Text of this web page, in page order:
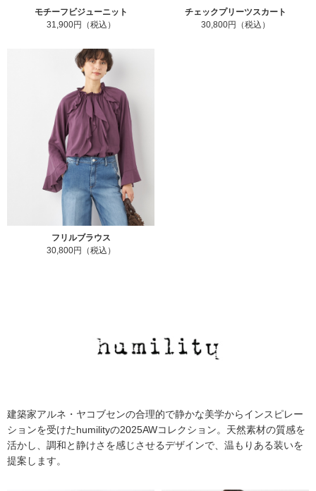
モチーフビジューニット
31,900円（税込）
チェックプリーツスカート
30,800円（税込）
フリルブラウス
30,800円（税込）
建築家アルネ・ヤコブセンの合理的で静かな美学からインスピレー
ションを受けたhumilityの2025AWコレクション。天然素材の質感を
活かし、調和と静けさを感じさせるデザインで、温もりある装いを
提案します。